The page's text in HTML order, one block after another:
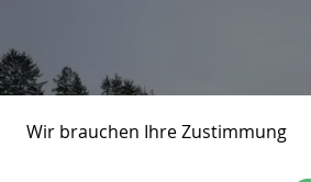
Wir brauchen Ihre Zustimmung